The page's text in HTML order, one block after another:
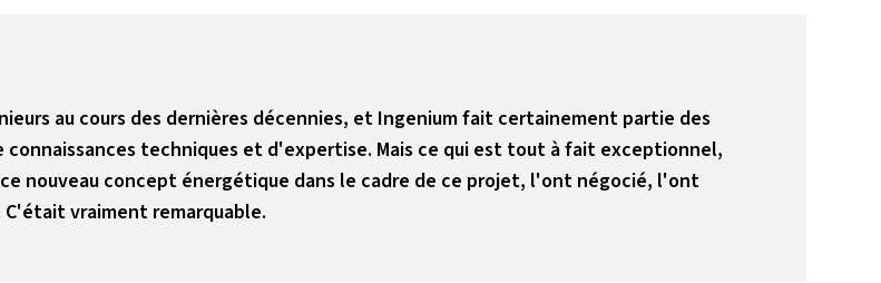
au cours des dernières décennies, et Ingenium fait certainement partie des
techniques et d'expertise. Mais ce qui est tout à fait exceptionnel,
nouveau concept énergétique dans le cadre de ce projet, l'ont négocié, l'ont
vraiment remarquable.